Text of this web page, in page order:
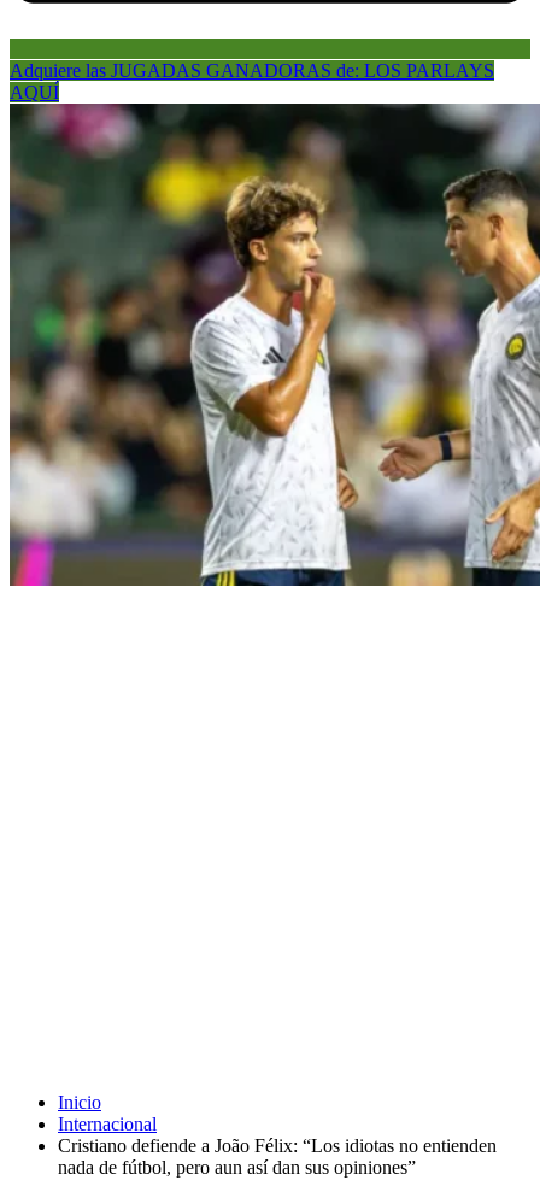
Adquiere las JUGADAS GANADORAS de: LOS PARLAYS
AQUÍ
Inicio
Internacional
Cristiano defiende a João Félix: “Los idiotas no entienden
nada de fútbol, pero aun así dan sus opiniones”